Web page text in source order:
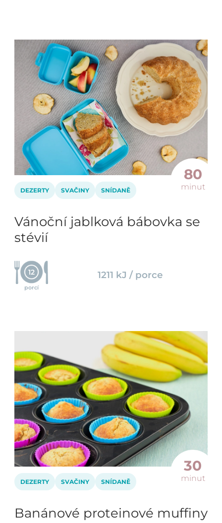
80
minut
DEZERTY SVAČINY SNÍDANĚ
Vánoční jablková bábovka se
stévií
12
porcí
1211 kJ / porce
30
minut
DEZERTY SVAČINY SNÍDANĚ
Banánové proteinové muffiny